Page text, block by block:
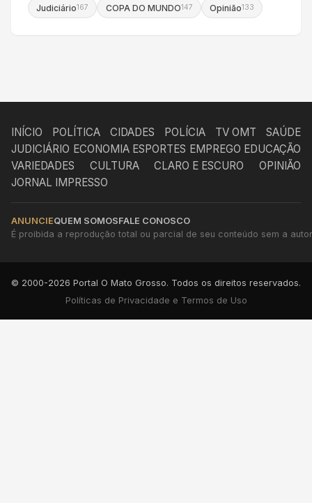
Judiciário167 COPA DO MUNDO147 Opinião133
INÍCIO POLÍTICA CIDADES POLÍCIA TV OMT
SAÚDE
JUDICIÁRIO ECONOMIA ESPORTES EMPREGO EDUCAÇÃO
VARIEDADES
CULTURA CLARO E ESCURO
OPINIÃO
JORNAL IMPRESSO
ANUNCIEQUEM SOMOSFALE CONOSCO
É proibida a reprodução total ou parcial de seu conteúdo sem a
© 2000-2026 Portal O Mato Grosso. Todos os direitos reservados.
Políticas de Privacidade e Termos de Uso